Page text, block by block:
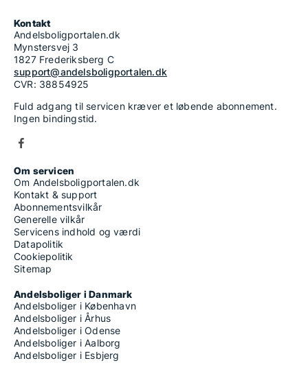
Kontakt
Andelsboligportalen.dk
Mynstersvej 3
1827 Frederiksberg C
support@andelsboligportalen.dk
CVR: 38854925
Fuld adgang til servicen kræver et løbende abonnement.
Ingen bindingstid.
Om servicen
Om Andelsboligportalen.dk
Kontakt & support
Abonnementsvilkår
Generelle vilkår
Servicens indhold og værdi
Datapolitik
Cookiepolitik
Sitemap
Andelsboliger i Danmark
Andelsboliger i København
Andelsboliger i Århus
Andelsboliger i Odense
Andelsboliger i Aalborg
Andelsboliger i Esbjerg